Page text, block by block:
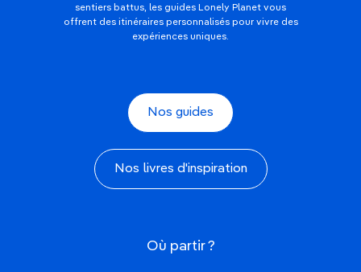
sentiers battus, les guides Lonely Planet vous
offrent des itinéraires personnalisés pour vivre des
expériences uniques.
Nos guides
Nos livres d'inspiration
Où partir ?